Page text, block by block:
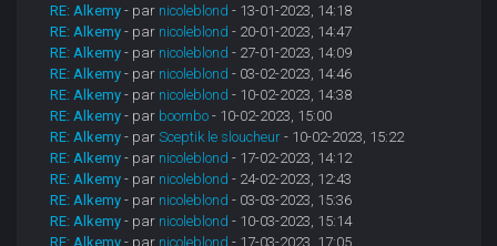
RE: Alkemy - par nicoleblond - 13-01-2023, 14:18
RE: Alkemy - par nicoleblond - 20-01-2023, 14:47
RE: Alkemy - par nicoleblond - 27-01-2023, 14:09
RE: Alkemy - par nicoleblond - 03-02-2023, 14:46
RE: Alkemy - par nicoleblond - 10-02-2023, 14:38
RE: Alkemy - par boombo - 10-02-2023, 15:00
RE: Alkemy - parSceptik le sloucheur - 10-02-2023, 15:22
RE: Alkemy - par nicoleblond - 17-02-2023, 14:12
RE: Alkemy - par nicoleblond - 24-02-2023, 12:43
RE: Alkemy - par nicoleblond - 03-03-2023, 15:36
RE: Alkemy - par nicoleblond - 10-03-2023, 15:14
RE: Alkemy - par nicoleblond - 17-03-2023, 17:05